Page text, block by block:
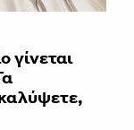
γίνεται